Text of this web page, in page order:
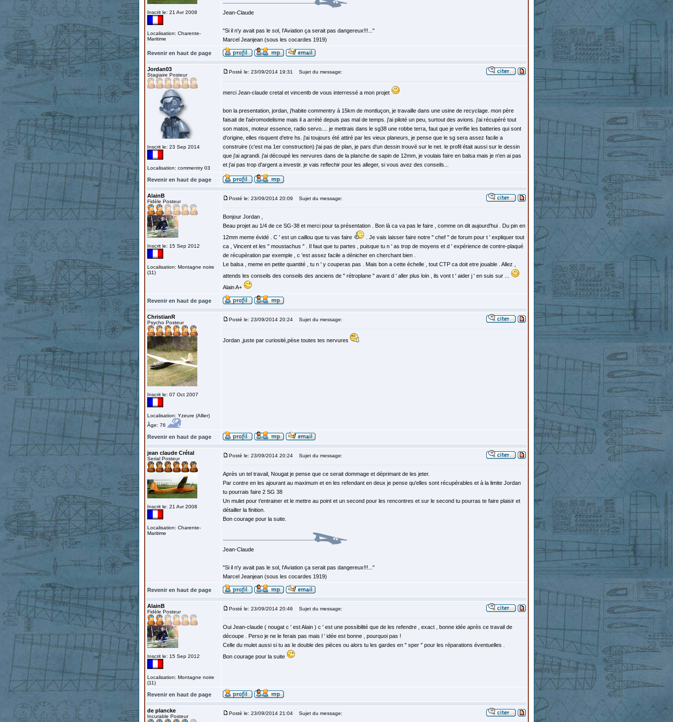
Inscrit le: 21 Avr 2008
Localisation: Charente-
Maritime
Jean-Claude
"Si il n'y avait pas le sol, l'Aviation ça serait pas dangereux!!!..."
Marcel Jeanjean (sous les cocardes 1919)
Revenir en haut de page
Jordan03
Stagiaire Posteur
Inscrit le: 23 Sep 2014
Localisation: commentry 03
Posté le: 23/09/2014 19:31 Sujet du message:
merci Jean-claude cretal et vincentb de vous interressé a mon projet
bon la presentation, jordan, j'habite commentry à 15km de montluçon, je travaille dans une usine de recyclage. mon père
faisait de l'aéromodelisme mais il a arrété depuis pas mal de temps. j'ai piloté un peu, surtout des avions. j'ai récupéré tout
son matos, moteur essence, radio servo.... je mettrais dans le sg38 une robbe terra, faut que je verifie les batteries qui sont
d'origine, elles risquent d'etre hs. j'ai toujours été attiré par les vieux planeurs, je pense que le sg sera assez facile a
construire (c'est ma 1er construction) j'ai pas de plan, je pars d'un dessin trouvé sur le net. le profil était aussi sur le dessin
que j'ai agrandi. j'ai découpé les nervures dans de la planche de sapin de 12mm, je voulais faire en balsa mais je n'en ai pas
et j'ai pas trop d'argent a investir. je vais reflechir pour les alleger, si vous avez des conseils...
Revenir en haut de page
AlainB
Fidèle Posteur
Inscrit le: 15 Sep 2012
Localisation: Montagne noire
(11)
Posté le: 23/09/2014 20:09 Sujet du message:
Bonjour Jordan ,
Beau projet au 1/4 de ce SG-38 et merci pour ta présentation . Bon là ca va pas le faire , comme on dit aujourd'hui . Du pin en
12mm meme évidé . C ' est un caillou que tu vas faire
. Je vais laisser faire notre " chef " de forum pour t ' expliquer tout
ca , Vincent et les " moustachus " . Il faut que tu partes , puisque tu n ' as trop de moyens et d ' expérience de contre-plaqué
de récupération par exemple , c 'est assez facile a dénicher en cherchant bien .
Le balsa , meme en petite quantité , tu n ' y couperas pas . Mais bon a cette échelle , tout CTP ca doit etre jouable . Allez ,
attends les conseils des conseils des anciens de " rétroplane " avant d ' aller plus loin , ils vont t ' aider j ' en suis sur ...
Alain A+
Revenir en haut de page
ChristianR
Psycho Posteur
Inscrit le: 07 Oct 2007
Localisation: Yzeure (Allier)
Âge: 76
Posté le: 23/09/2014 20:24 Sujet du message:
Jordan ,juste par curiosité,pèse toutes tes nervures
Revenir en haut de page
jean claude Crétal
Serial Posteur
Inscrit le: 21 Avr 2008
Localisation: Charente-
Maritime
Posté le: 23/09/2014 20:24 Sujet du message:
Après un tel travail, Nougat je pense que ce serait dommage et déprimant de les jeter.
Par contre en les ajourant au maximum et en les refendant en deux je pense qu'elles sont récupérables et à la limite Jordan
tu pourrais faire 2 SG 38
Un mulet pour t'entrainer et le mettre au point et un second pour les rencontres et sur le second tu pourras te faire plaisir et
détailler la finition.
Bon courage pour la suite.
Jean-Claude
"Si il n'y avait pas le sol, l'Aviation ça serait pas dangereux!!!..."
Marcel Jeanjean (sous les cocardes 1919)
Revenir en haut de page
AlainB
Fidèle Posteur
Inscrit le: 15 Sep 2012
Localisation: Montagne noire
(11)
Posté le: 23/09/2014 20:46 Sujet du message:
Oui Jean-claude ( nougat c ' est Alain ) c ' est une possibilité que de les refendre , exact , bonne idée après ce travail de
découpe . Perso je ne le ferais pas mais l ' idée est bonne , pourquoi pas !
Celle du mulet aussi si tu as le double des pièces ou alors tu les gardes en " sper " pour les réparations éventuelles .
Bon courage pour la suite
Revenir en haut de page
de plancke
Incurable Posteur
Posté le: 23/09/2014 21:04 Sujet du message: